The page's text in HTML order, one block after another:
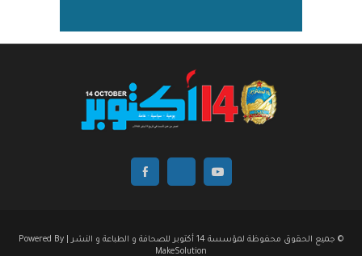
© جميع الحقوق محفوظة لمؤسسة 14 أكتوبر للصحافة و الطباعة و النشر | Powered By
MakeSolution